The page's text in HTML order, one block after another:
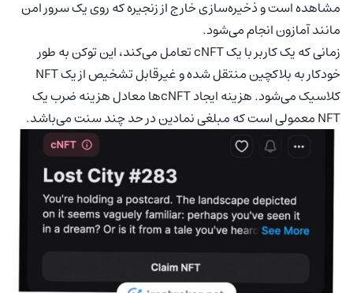
مشاهده است و ذخیره‌سازی خارج از زنجیره که روی یک سرور امن
مانند آمازون انجام می‌شود.
زمانی که یک کاربر با یک cNFT تعامل می‌کند، این توکن به طور
خودکار به بلاکچین منتقل شده و غیرقابل تشخیص از یک NFT
کلاسیک می‌شود. هزینه ایجاد cNFTها معادل هزینه ضرب یک
NFT معمولی است که مبلغی نمادین در حد چند سنت می‌باشد.